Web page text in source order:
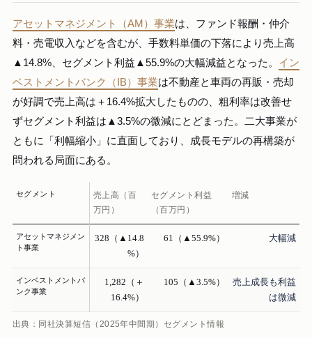
アセットマネジメント（AM）事業は、ファンド報酬・仲介
料・売電収入などを含むが、手数料単価の下落により売上高
▲14.8%、セグメント利益▲55.9%の大幅減益となった。 イン
ベストメントバンク（IB）事業は不動産と車両の再販・売却
が好調で売上高は＋16.4%拡大したものの、粗利率は改善せ
ずセグメント利益は▲3.5%の微減にとどまった。二大事業が
ともに「利幅縮小」に直面しており、成長モデルの再構築が
問われる局面にある。
セグメント
売上高（百
万円）
セグメント利益
（百万円）
増減
アセットマネジメン
ト事業
328（▲14.8
%）
61（▲55.9%） 大幅減
インベストメントバ
ンク事業
1,282（＋
16.4%）
105（▲3.5%）
売上成長も利益
は微減
出典：同社決算短信（2025年中間期）セグメント情報